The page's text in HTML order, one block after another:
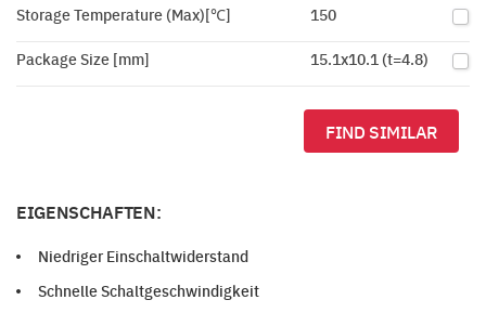
Storage Temperature (Max)[℃] 150
Package Size [mm] 15.1x10.1 (t=4.8)
FIND SIMILAR
EIGENSCHAFTEN:
Niedriger Einschaltwiderstand
Schnelle Schaltgeschwindigkeit